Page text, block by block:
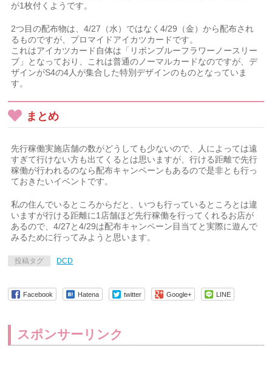
が1枚付くようです。
2つ目の配布物は、4/27（水）ではなく4/29（金）から配布され
るものですが、プロマイドアイカツカードです。
これはアイカツカード自体は「リボンブルーフラワーノースリー
ブ」となっており、これは普通のノーマルカードなのですが、デ
ザインがS4の4人が集合した特別デザインのものとなっていま
す。
まとめ
先行稼働実施店舗の数がどうしても少ないので、人によっては遠
すぎて行けない方も出てくるとは思いますが、行ける距離で先行
稼働が行われるのなら配布キャンペーンもあるので是非とも行っ
ておきたいイベントです。
私の住んでいるところからだと、いつも行っているところとは違
いますが行ける距離に1店舗ほど先行稼働を行ってくれるお店が
あるので、4/27と4/29は配布キャンペーン目当てと実際に遊んで
みるために行ってみようと思います。
投稿タグ DCD
Facebook Hatena twitter Google+ LINE
スポンサーリンク